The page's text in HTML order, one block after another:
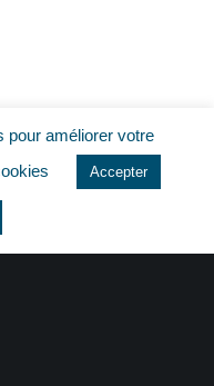
pour améliorer votre
Accepter